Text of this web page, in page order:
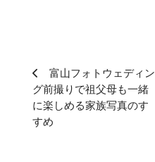
富山フォトウェディン
グ前撮りで祖父母も一緒
に楽しめる家族写真のす
すめ